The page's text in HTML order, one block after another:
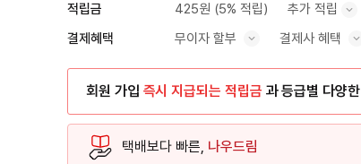
적립금 425원 (5% 적립) 추가 적립
결제혜택 무이자 할부 결제사 혜택
회원 가입 즉시 지급되는 적립금 과 등급별 다양한
택배보다 빠른, 나우드림